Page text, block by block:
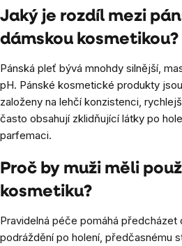
Jaký je rozdíl mezi
dámskou kosmetikou?
Pánská pleť bývá mnohdy silnější,
pH. Pánské kosmetické produkty
založeny na lehčí konzistenci,
často obsahují zklidňující látky po
parfemaci.
Proč by muži měli
kosmetiku?
Pravidelná péče pomáhá předcházet
podráždění po holení, předčasnému